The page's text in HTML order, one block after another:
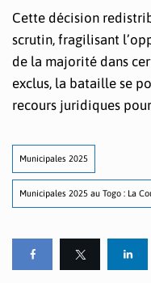
Cette décision
scrutin, fragilisant
de la majorité dans
exclus, la bataille se
recours juridiques
Municipales 2025
Municipales 2025 au Togo : La